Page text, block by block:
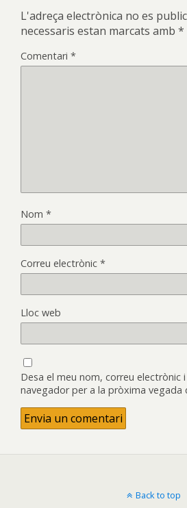
L'adreça electrònica no es
necessaris estan marcats amb *
Comentari *
Nom *
Correu electrònic *
Lloc web
Desa el meu nom, correu electrònic
navegador per a la pròxima vegada
Back to top